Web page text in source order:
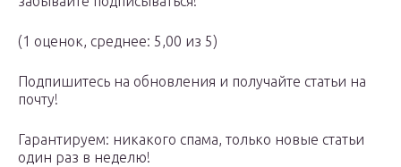
(1 оценок, среднее: 5,00 из 5)
Подпишитесь на обновления и получайте статьи на
почту!
Гарантируем: никакого спама, только новые статьи
один раз в неделю!